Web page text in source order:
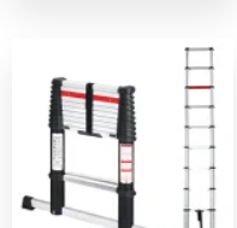
Le
initial
était :
actuel
est :
371,00 €.